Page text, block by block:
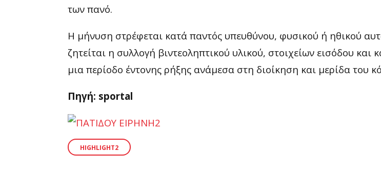
των πανό.
Η μήνυση στρέφεται κατά παντός υπευθύνου, φυσικού ή ηθικού
ζητείται η συλλογή βιντεοληπτικού υλικού, στοιχείων εισόδου και
μια περίοδο έντονης ρήξης ανάμεσα στη διοίκηση και μερίδα του
Πηγή: sportal
HIGHLIGHT2